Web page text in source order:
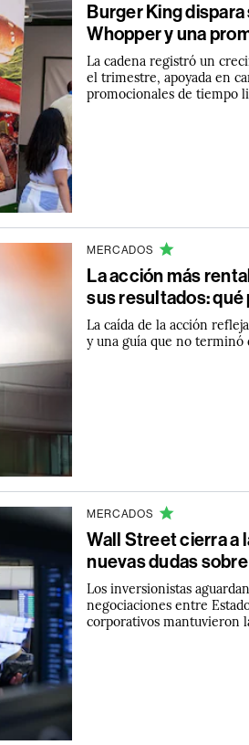
Burger King dispara
Whopper y una
La cadena registró un
el trimestre, apoyada en
promocionales de tiempo
MERCADOS
La acción más
sus resultados:
La caída de la acción
y una guía que no terminó
MERCADOS
Wall Street cierra a
nuevas dudas
Los inversionistas
negociaciones entre
corporativos mantuvieron